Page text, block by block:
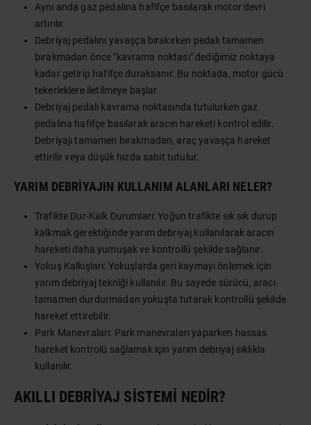
Aynı anda gaz pedalına hafifçe basılarak motor devri
artırılır.
Debriyaj pedalını yavaşça bırakırken pedalı tamamen
bırakmadan önce "kavrama noktası" dediğimiz noktaya
kadar getirip hafifçe duraksanır. Bu noktada, motor gücü
tekerleklere iletilmeye başlar.
Debriyaj pedalı kavrama noktasında tutulurken gaz
pedalına hafifçe basılarak aracın hareketi kontrol edilir.
Debriyajı tamamen bırakmadan, araç yavaşça hareket
ettirilir veya düşük hızda sabit tutulur.
YARIM DEBRIYAJIN KULLANIM ALANLARI NELER?
Trafikte Dur-Kalk Durumları: Yoğun trafikte sık sık durup
kalkmak gerektiğinde yarım debriyaj kullanılarak aracın
hareketi daha yumuşak ve kontrollü şekilde sağlanır.
Yokuş Kalkışları: Yokuşlarda geri kaymayı önlemek için
yarım debriyaj tekniği kullanılır. Bu sayede sürücü, aracı
tamamen durdurmadan yokuşta tutarak kontrollü şekilde
hareket ettirebilir.
Park Manevraları: Park manevraları yaparken hassas
hareket kontrolü sağlamak için yarım debriyaj sıklıkla
kullanılır.
AKILLI DEBRIYAJ SISTEMI NEDIR?